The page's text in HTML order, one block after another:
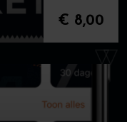
€ 8,00